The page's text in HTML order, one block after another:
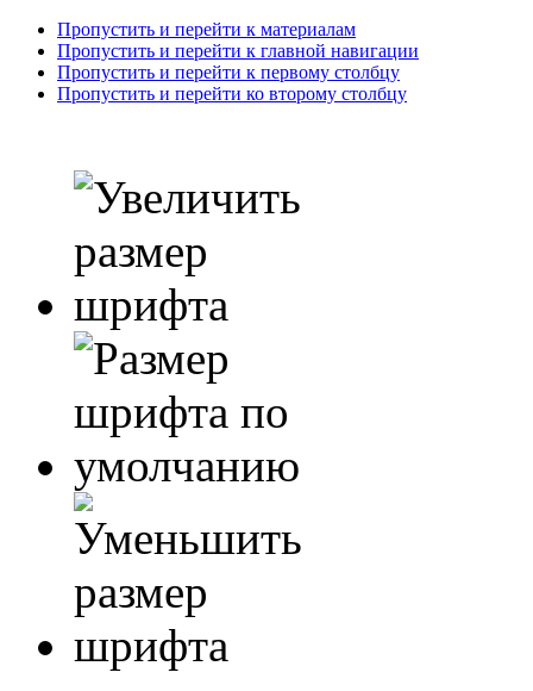
Пропустить и перейти к материалам
Пропустить и перейти к главной навигации
Пропустить и перейти к первому столбцу
Пропустить и перейти ко второму столбцу